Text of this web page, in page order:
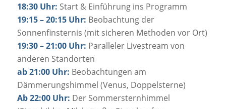
18:30 Uhr: Start & Einführung ins Programm
19:15 – 20:15 Uhr: Beobachtung der
Sonnenfinsternis (mit sicheren Methoden vor Ort)
19:30 – 21:00 Uhr: Paralleler Livestream von
anderen Standorten
ab 21:00 Uhr: Beobachtungen am
Dämmerungshimmel (Venus, Doppelsterne)
Ab 22:00 Uhr: Der Sommersternhimmel